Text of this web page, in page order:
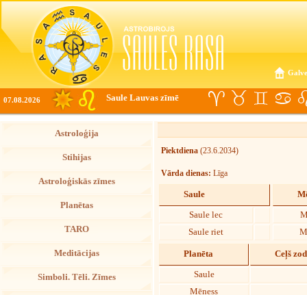
07.08.2026 Saule Lauvas zīmē
Astroloģija
Stihijas
Astroloģiskās zīmes
Planētas
TARO
Meditācijas
Simboli. Tēli. Zīmes
Piektdiena (23.6.2034)
Vārda dienas: Līga
Saule
Saule lec
Saule riet
Planēta Ceļš
Saule
Mēness